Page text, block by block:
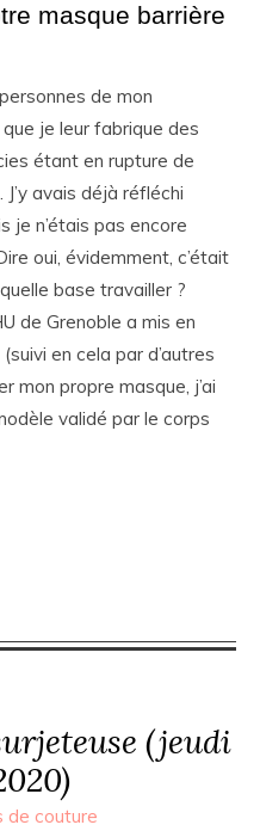
masque barrière
de mon
je leur fabrique des
étant en rupture de
avais déjà réfléchi
je n’étais pas encore
oui, évidemment, c’était
base travailler ?
de Grenoble a mis en
en cela par d’autres
mon propre masque, j’ai
validé par le corps
(jeudi
de couture